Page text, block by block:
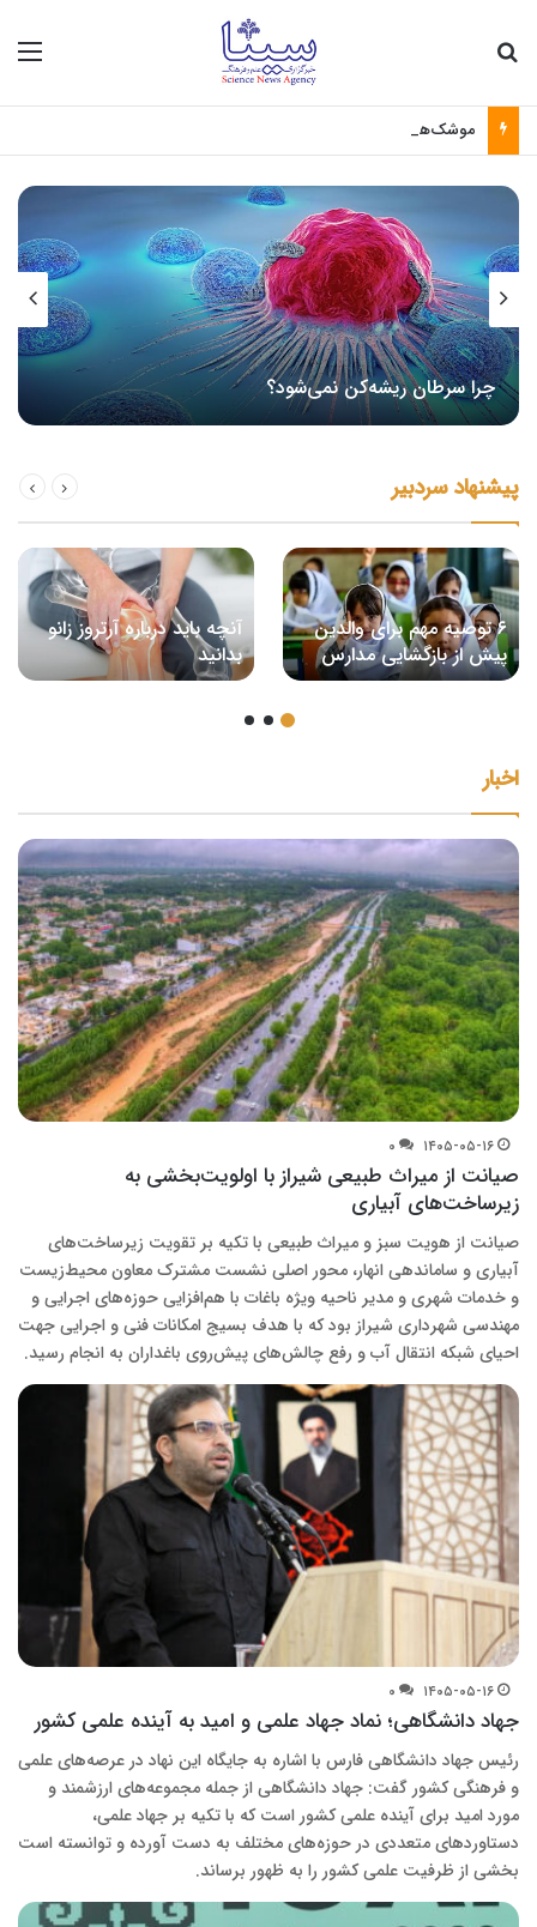
چرا سرطان ریشه‌کن نمی‌شود؟
پیشنهاد سردبیر
۶ توصیه مهم برای والدین
پیش از بازگشایی مدارس
آنچه باید درباره آرتروز زانو
بدانید
اخبار
۱۴۰۵-۰۵-۱۶ ۰
صیانت از میراث طبیعی شیراز با اولویت‌بخشی به
زیرساخت‌های آبیاری
صیانت از هویت سبز و میراث طبیعی با تکیه بر تقویت زیرساخت‌های
آبیاری و ساماندهی انهار، محور اصلی نشست مشترک معاون محیط‌زیست
و خدمات شهری و مدیر ناحیه ویژه باغات با هم‌افزایی حوزه‌های اجرایی و
مهندسی شهرداری شیراز بود که با هدف بسیج امکانات فنی و اجرایی جهت
احیای شبکه انتقال آب و رفع چالش‌های پیش‌روی باغداران به انجام رسید.
۱۴۰۵-۰۵-۱۶ ۰
جهاد دانشگاهی؛ نماد جهاد علمی و امید به آینده علمی کشور
رئیس جهاد دانشگاهی فارس با اشاره به جایگاه این نهاد در عرصه‌های علمی
و فرهنگی کشور گفت: جهاد دانشگاهی از جمله مجموعه‌های ارزشمند و
مورد امید برای آینده علمی کشور است که با تکیه بر جهاد علمی،
دستاوردهای متعددی در حوزه‌های مختلف به دست آورده و توانسته است
بخشی از ظرفیت علمی کشور را به ظهور برساند.